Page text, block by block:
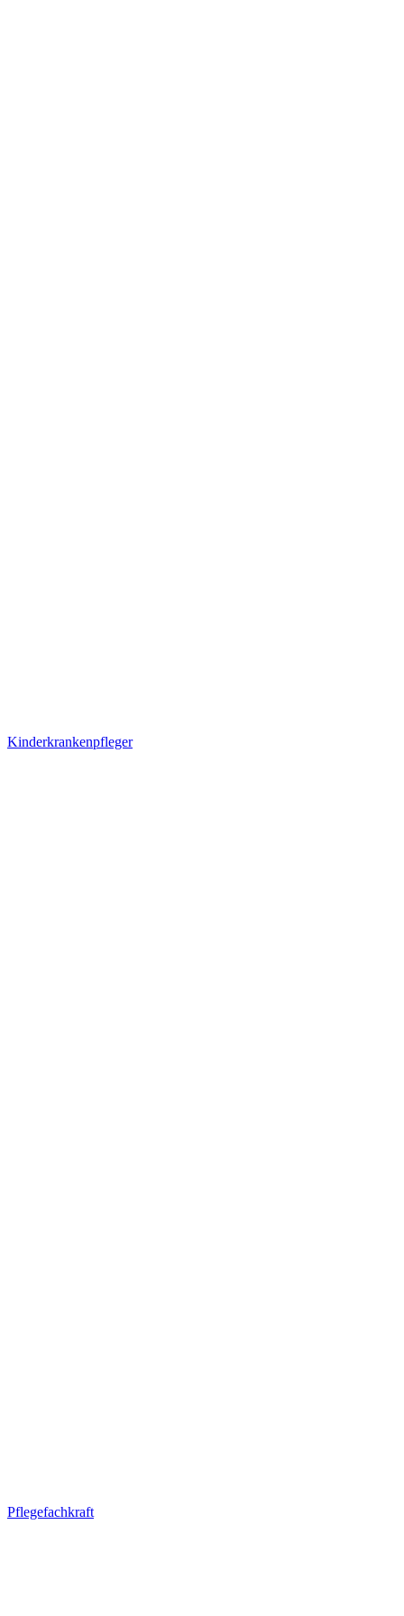
Kinderkrankenpfleger
Pflegefachkraft